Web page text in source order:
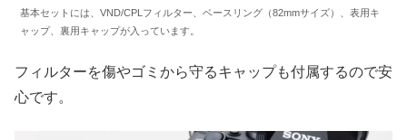
基本セットには、VND/CPLフィルター、ベースリング（82mmサイズ）、表用キ
ャップ、裏用キャップが入っています。
フィルターを傷やゴミから守るキャップも付属するので安
心です。